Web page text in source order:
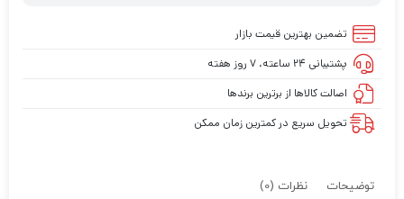
تضمین بهترین قیمت بازار
پشتیبانی ۲۴ ساعته، ۷ روز هفته
اصالت کالاها از برترین برندها
تحویل سریع در کمترین زمان ممکن
توضیحات نظرات (0)